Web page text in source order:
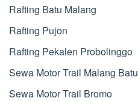
Rafting Batu Malang
Rafting Pujon
Rafting Pekalen Probolinggo
Sewa Motor Trail Malang Batu
Sewa Motor Trail Bromo